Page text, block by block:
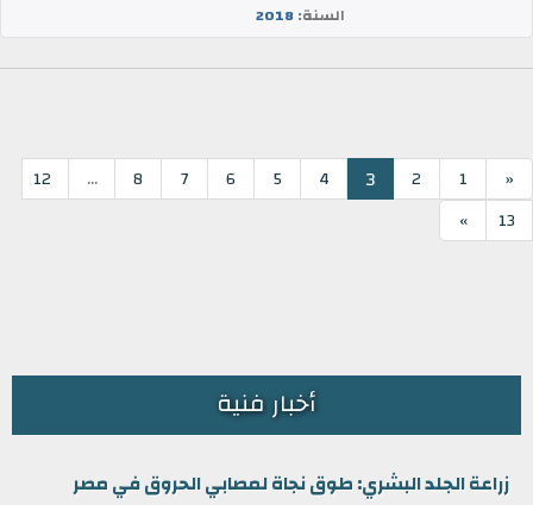
السنة:2018
«
1
2
3
4
5
6
7
8
...
12
13
»
أخبار فنية
زراعة الجلد البشري: طوق نجاة لمصابي الحروق في مصر